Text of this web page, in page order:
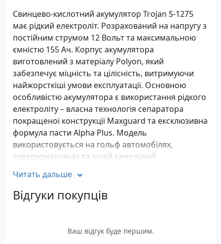
Свинцево-кислотний акумулятор Trojan S-1275
має рідкий електроліт. Розрахований на напругу з
постійним струмом 12 Вольт та максимальною
ємністю 155 Ач. Корпус акумулятора
виготовлений з матеріалу Polyon, який
забезпечує міцність та цілісність, витримуючи
найжорсткіші умови експлуатації. Основною
особливістю акумулятора є використання рідкого
електроліту – власна технологія сепаратора
покращеної конструкції Maxguard та ексклюзивна
формула пасти Alpha Plus. Модель
використовується на гольф автомобілях,
електромашинах та іншій самохідній
Запатентована паста високої щільності Trojan
Alpha Plus оптимізує розподіл пористості для
батареї стабільна тривалий час. Мінімізувати
Читать дальше
Відгуки покупців
Ваш відгук буде першим.